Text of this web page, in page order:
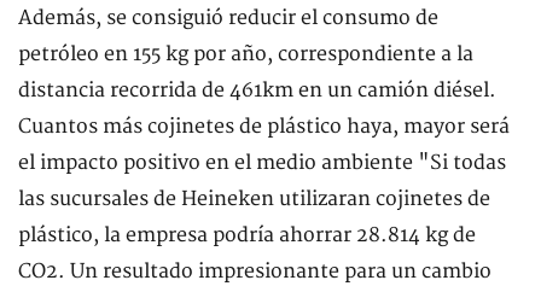
Además, se consiguió reducir el consumo de
petróleo en 155 kg por año, correspondiente a la
distancia recorrida de 461km en un camión diésel.
Cuantos más cojinetes de plástico haya, mayor será
el impacto positivo en el medio ambiente "Si todas
las sucursales de Heineken utilizaran cojinetes de
plástico, la empresa podría ahorrar 28.814 kg de
CO2. Un resultado impresionante para un cambio